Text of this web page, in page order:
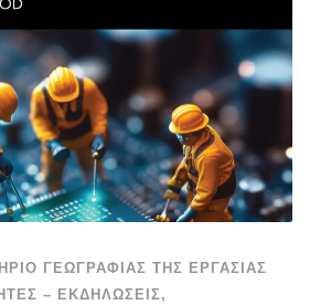
ΓΕΩΓΡΑΦΊΑΣ ΤΗΣ ΕΡΓΑΣΊΑΣ
– ΕΚΔΗΛΏΣΕΙΣ,